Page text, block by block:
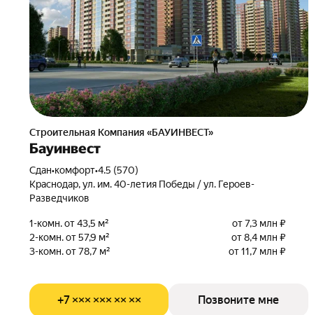
Строительная Компания «БАУИНВЕСТ»
Бауинвест
Сдан•комфорт•4.5 (570)
Краснодар, ул. им. 40-летия Победы / ул. Героев-
Разведчиков
1-комн. от 43,5 м²
от 7,3 млн ₽
2-комн. от 57,9 м²
от 8,4 млн ₽
3-комн. от 78,7 м²
от 11,7 млн ₽
+7 ××× ××× ×× ×× Позвоните мне